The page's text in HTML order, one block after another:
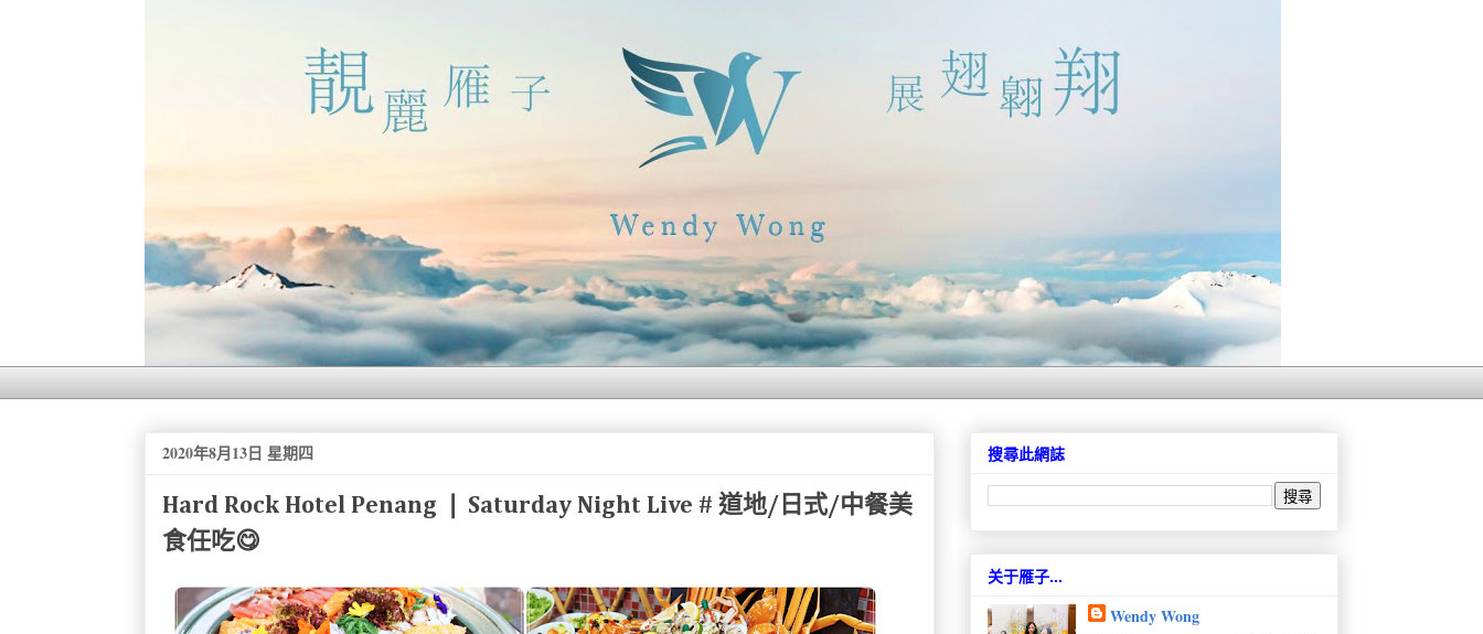
2020年8月13日 星期四
Hard Rock Hotel Penang ❘ Saturday Night Live # 道地/日式/中餐美
食任吃😋
搜尋此網誌
关于雁子...
Wendy Wong